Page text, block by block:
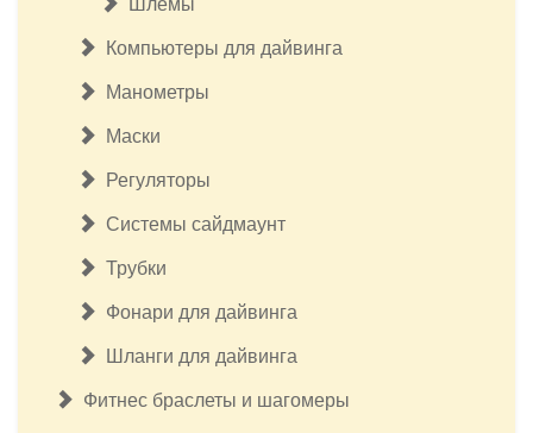
Шлемы
Компьютеры для дайвинга
Манометры
Маски
Регуляторы
Системы сайдмаунт
Трубки
Фонари для дайвинга
Шланги для дайвинга
Фитнес браслеты и шагомеры